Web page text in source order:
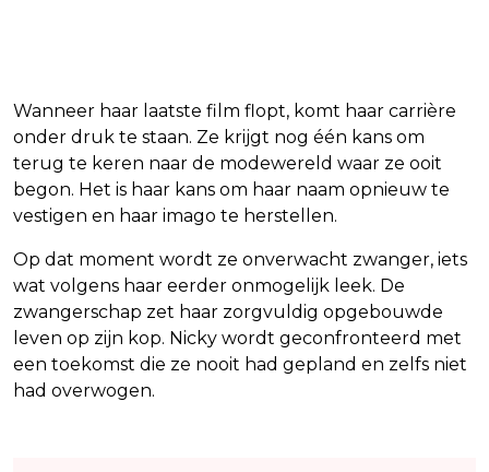
Wanneer haar laatste film flopt, komt haar carrière
onder druk te staan. Ze krijgt nog één kans om
terug te keren naar de modewereld waar ze ooit
begon. Het is haar kans om haar naam opnieuw te
vestigen en haar imago te herstellen.
Op dat moment wordt ze onverwacht zwanger, iets
wat volgens haar eerder onmogelijk leek. De
zwangerschap zet haar zorgvuldig opgebouwde
leven op zijn kop. Nicky wordt geconfronteerd met
een toekomst die ze nooit had gepland en zelfs niet
had overwogen.